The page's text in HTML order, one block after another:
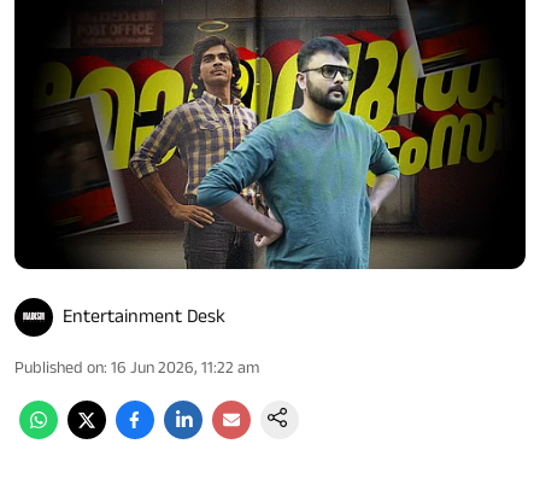
Entertainment Desk
Published on: 16 Jun 2026, 11:22 am